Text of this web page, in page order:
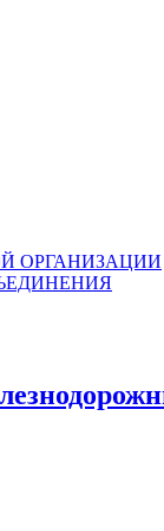
ОРГАНИЗАЦИИ